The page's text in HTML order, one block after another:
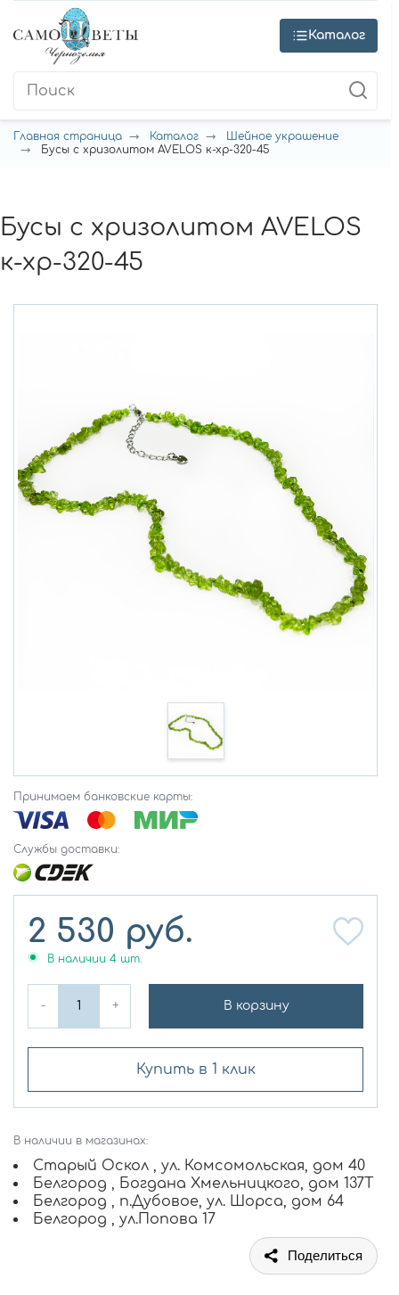
Каталог
Главная страница Каталог
Шейное украшение
Бусы с хризолитом AVELOS к-хр-320-45
Бусы с хризолитом AVELOS
к-хр-320-45
Принимаем банковские карты:
Службы доставки:
2 530 руб.
В наличии 4 шт.
- + В корзину
Купить в 1 клик
В наличии в магазинах:
Старый Оскол , ул. Комсомольская, дом 40
Белгород , Богдана Хмельницкого, дом 137Т
Белгород , п.Дубовое, ул. Шорса, дом 64
Белгород , ул.Попова 17
Поделиться